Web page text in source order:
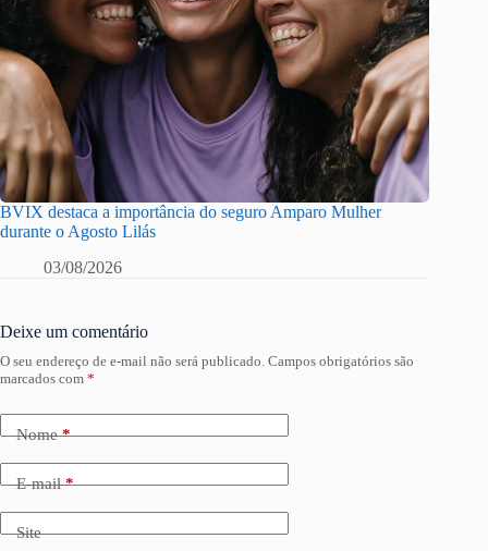
BVIX destaca a importância do seguro Amparo Mulher
durante o Agosto Lilás
03/08/2026
Deixe um comentário
O seu endereço de e-mail não será publicado. Campos obrigatórios são
marcados com *
Nome*
E-mail*
Site